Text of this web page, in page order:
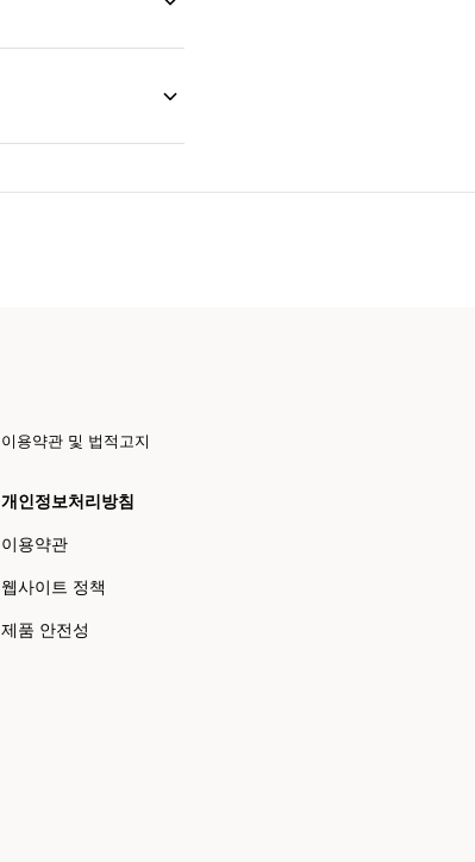
이용약관 및 법적고지
개인정보처리방침
이용약관
웹사이트 정책
제품 안전성